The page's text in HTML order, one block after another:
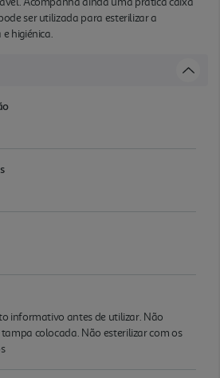
ser utilizada para esterilizar a
higiénica.
informativo antes de utilizar. Não
colocada. Não esterilizar com os